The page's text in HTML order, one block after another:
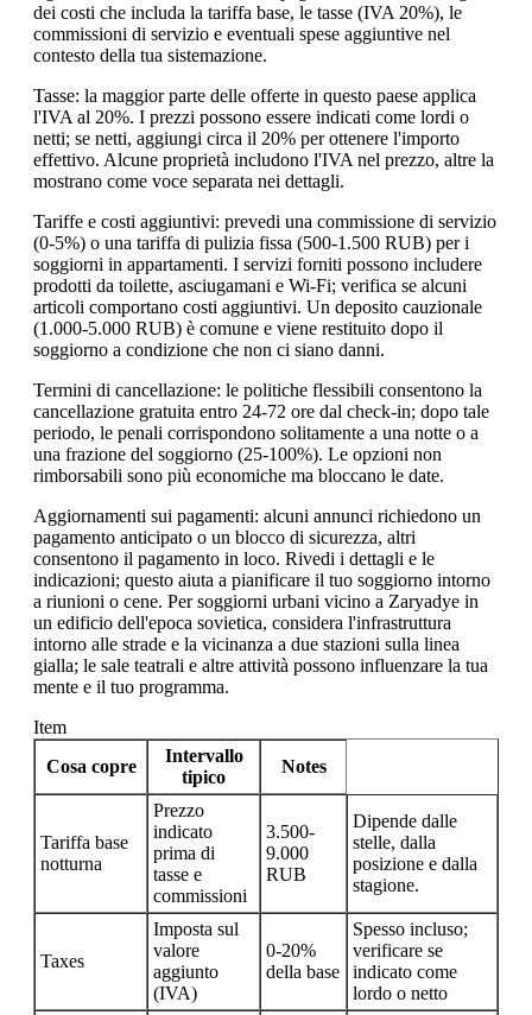
dei costi che includa la tariffa base, le tasse (IVA 20%), le
commissioni di servizio e eventuali spese aggiuntive nel
contesto della tua sistemazione.
Tasse: la maggior parte delle offerte in questo paese applica
l'IVA al 20%. I prezzi possono essere indicati come lordi o
netti; se netti, aggiungi circa il 20% per ottenere l'importo
effettivo. Alcune proprietà includono l'IVA nel prezzo, altre la
mostrano come voce separata nei dettagli.
Tariffe e costi aggiuntivi: prevedi una commissione di servizio
(0-5%) o una tariffa di pulizia fissa (500-1.500 RUB) per i
soggiorni in appartamenti. I servizi forniti possono includere
prodotti da toilette, asciugamani e Wi-Fi; verifica se alcuni
articoli comportano costi aggiuntivi. Un deposito cauzionale
(1.000-5.000 RUB) è comune e viene restituito dopo il
soggiorno a condizione che non ci siano danni.
Termini di cancellazione: le politiche flessibili consentono la
cancellazione gratuita entro 24-72 ore dal check-in; dopo tale
periodo, le penali corrispondono solitamente a una notte o a
una frazione del soggiorno (25-100%). Le opzioni non
rimborsabili sono più economiche ma bloccano le date.
Aggiornamenti sui pagamenti: alcuni annunci richiedono un
pagamento anticipato o un blocco di sicurezza, altri
consentono il pagamento in loco. Rivedi i dettagli e le
indicazioni; questo aiuta a pianificare il tuo soggiorno intorno
a riunioni o cene. Per soggiorni urbani vicino a Zaryadye in
un edificio dell'epoca sovietica, considera l'infrastruttura
intorno alle strade e la vicinanza a due stazioni sulla linea
gialla; le sale teatrali e altre attività possono influenzare la tua
mente e il tuo programma.
Item
Cosa copre
Intervallo
tipico
Notes
Tariffa base
notturna
Prezzo
indicato
prima di
tasse e
commissioni
3.500-
9.000
RUB
Dipende dalle
stelle, dalla
posizione e dalla
stagione.
Taxes
Imposta sul
valore
aggiunto
(IVA)
0-20%
della base
Spesso incluso;
verificare se
indicato come
lordo o netto